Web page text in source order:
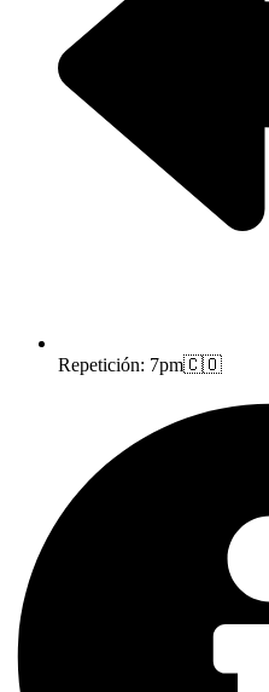
Repetición: 7pm🇨🇴